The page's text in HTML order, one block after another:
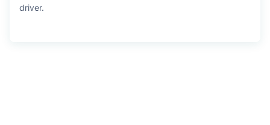
driver.